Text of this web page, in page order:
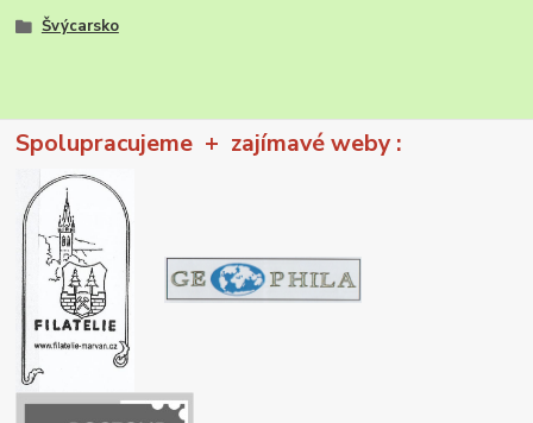
Švýcarsko
Spolupracujeme + zajímavé weby :